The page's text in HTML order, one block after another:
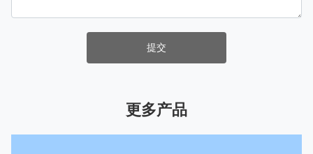
提交
更多产品